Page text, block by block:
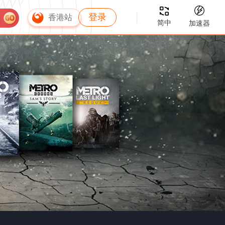
香港站 登录
简中 加速器